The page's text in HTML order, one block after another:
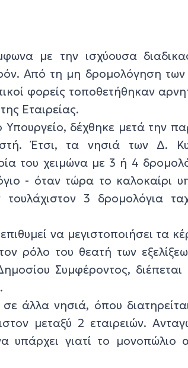
με την ισχύουσα
Από τη μη δρομολόγηση των
φορείς τοποθετήθηκαν
Εταιρείας.
δέχθηκε μετά την
Έτσι, τα νησιά των Δ.
του χειμώνα με 3 ή 4
- όταν τώρα το καλοκαίρι
τουλάχιστον 3 δρομολόγια
να μεγιστοποιήσει τα
ρόλο του θεατή των
Συμφέροντος, διέπεται
άλλα νησιά, όπου
μεταξύ 2 εταιρειών.
υπάρχει γιατί το μονοπώλιο